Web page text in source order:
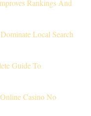
Rankings And
Local Search
Guide To
Casino No